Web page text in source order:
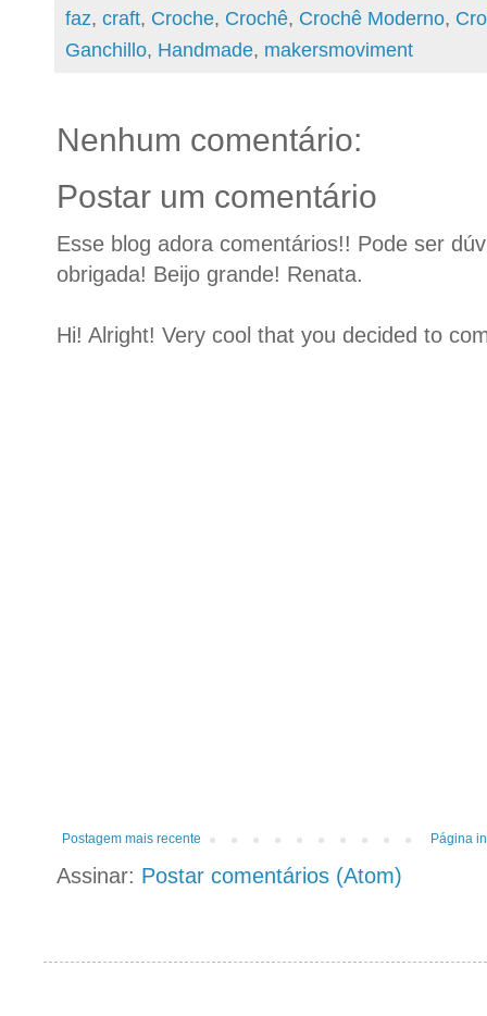
faz, craft, Croche, Crochê, Crochê Moderno,
Ganchillo, Handmade, makersmoviment
Nenhum comentário:
Postar um comentário
Esse blog adora comentários!! Pode ser
obrigada! Beijo grande! Renata.
Hi! Alright! Very cool that you decided to
Postagem mais recente Página
Assinar: Postar comentários (Atom)